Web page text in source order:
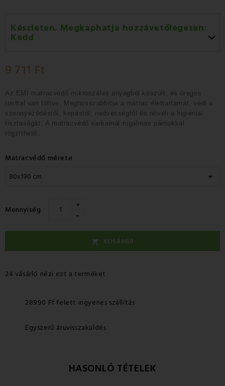
Készleten. Megkaphatja hozzávetőlegesen:
Kedd
Szerda 12.08
9 711 Ft
Az EMI matracvédő mikroszálas anyagból készült, és üreges
rosttal van töltve.
Meghosszabbítja a matrac élettartamát, védi a
szennyeződéstől
, kopástól, nedvességtől és növeli a higiéniai
tisztaságát. A matracvédő sarkainál rugalmas pántokkal
rögzíthető.
Matracvédő mérete
Mennyiség +
-
 KOSÁRBA
24 vásárló nézi ezt a terméket
28990 Ff felett ingyenes szállítás
Egyszerű áruvisszaküldés
HASONLÓ TÉTELEK